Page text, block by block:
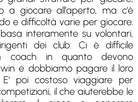
a giocare all’aperto, ma c’è
e difficoltà varie per giocare.
interamente su volontari,
dei club. Ci è difficile
coach in quanto devono
e dobbiamo pagare il loro
E’ poi costoso viaggiare per
il che aiuterebbe le